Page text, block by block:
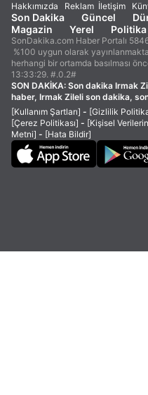
Hakkımızda Reklam İletişim
Son Dakika Güncel
Magazin
Yerel Politika
SonDakika.com Haber Portalı
%100 uygun olarak
herhangi bir ortamda basılması
13:33:29. #.0.2#
SON DAKİKA: Son dakika Irmak
haber, Irmak Zileli son dakika,
[Kullanım Şartları] - [Gizlilik
[Çerez Politikası] - [Kişisel
Metni] - [Hata Bildir]